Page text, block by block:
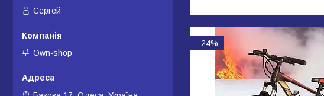
–24%
Сергей
Own-shop